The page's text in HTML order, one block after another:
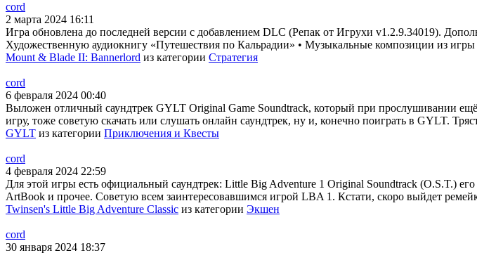
cord
2 марта 2024 16:11
Игра обновлена до последней версии с добавлением DLC (Репак от Игрухи v1.2.9.34019).
Художественную аудиокнигу «Путешествия по Кальрадии» • Музыкальные композиции из
Mount & Blade II: Bannerlord из категории Стратегия
cord
6 февраля 2024 00:40
Выложен отличный саундтрек GYLT Original Game Soundtrack, который при прослушивании
игру, тоже советую скачать или слушать онлайн саундтрек, ну и, конечно поиграть в GYLT.
GYLT из категории Приключения и Квесты
cord
4 февраля 2024 22:59
Для этой игры есть официальный саундтрек: Little Big Adventure 1 Original Soundtrack (O.S.T.)
ArtBook и прочее. Советую всем заинтересовавшимся игрой LBA 1. Кстати, скоро выйдет
Twinsen's Little Big Adventure Classic из категории Экшен
cord
30 января 2024 18:37